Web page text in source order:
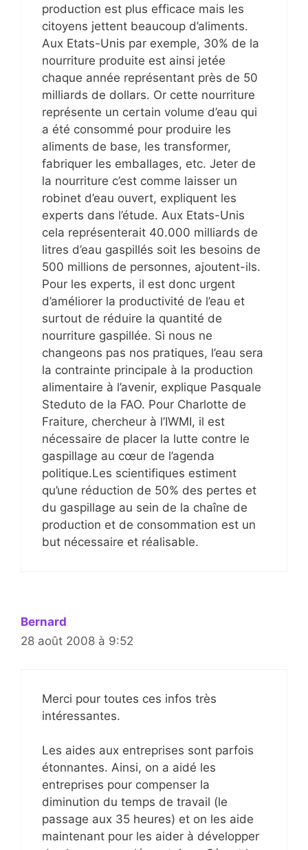
production est plus efficace mais les
citoyens jettent beaucoup d’aliments.
Aux Etats-Unis par exemple, 30% de la
nourriture produite est ainsi jetée
chaque année représentant près de 50
milliards de dollars. Or cette nourriture
représente un certain volume d’eau qui
a été consommé pour produire les
aliments de base, les transformer,
fabriquer les emballages, etc. Jeter de
la nourriture c’est comme laisser un
robinet d’eau ouvert, expliquent les
experts dans l’étude. Aux Etats-Unis
cela représenterait 40.000 milliards de
litres d’eau gaspillés soit les besoins de
500 millions de personnes, ajoutent-ils.
Pour les experts, il est donc urgent
d’améliorer la productivité de l’eau et
surtout de réduire la quantité de
nourriture gaspillée. Si nous ne
changeons pas nos pratiques, l’eau sera
la contrainte principale à la production
alimentaire à l’avenir, explique Pasquale
Steduto de la FAO. Pour Charlotte de
Fraiture, chercheur à l’IWMI, il est
nécessaire de placer la lutte contre le
gaspillage au cœur de l’agenda
politique.Les scientifiques estiment
qu’une réduction de 50% des pertes et
du gaspillage au sein de la chaîne de
production et de consommation est un
but nécessaire et réalisable.
Bernard
28 août 2008 à 9:52
Merci pour toutes ces infos très
intéressantes.
Les aides aux entreprises sont parfois
étonnantes. Ainsi, on a aidé les
entreprises pour compenser la
diminution du temps de travail (le
passage aux 35 heures) et on les aide
maintenant pour les aider à développer